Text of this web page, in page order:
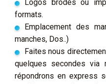
Logos brodés ou
formats.
Emplacement des
manches, Dos..)
Faites nous
quelques secondes via
répondrons en express